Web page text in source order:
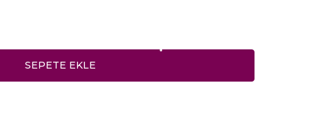
SEPETE EKLE